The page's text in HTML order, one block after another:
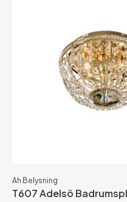
Ah Belysning
T607 Adelsö